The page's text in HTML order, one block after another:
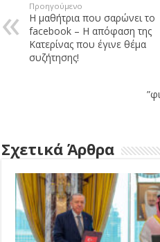
Προηγούμενο
Η μαθήτρια που σαρώνει το
facebook – Η απόφαση της
Κατερίνας που έγινε θέμα
συζήτησης!
Σχετικά Άρθρα